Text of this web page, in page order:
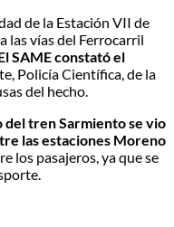
de la Estación VII de
las vías del Ferrocarril
SAME constató el
Policía Científica, de la
del hecho.
del tren Sarmiento se vio
las estaciones Moreno
los pasajeros, ya que se